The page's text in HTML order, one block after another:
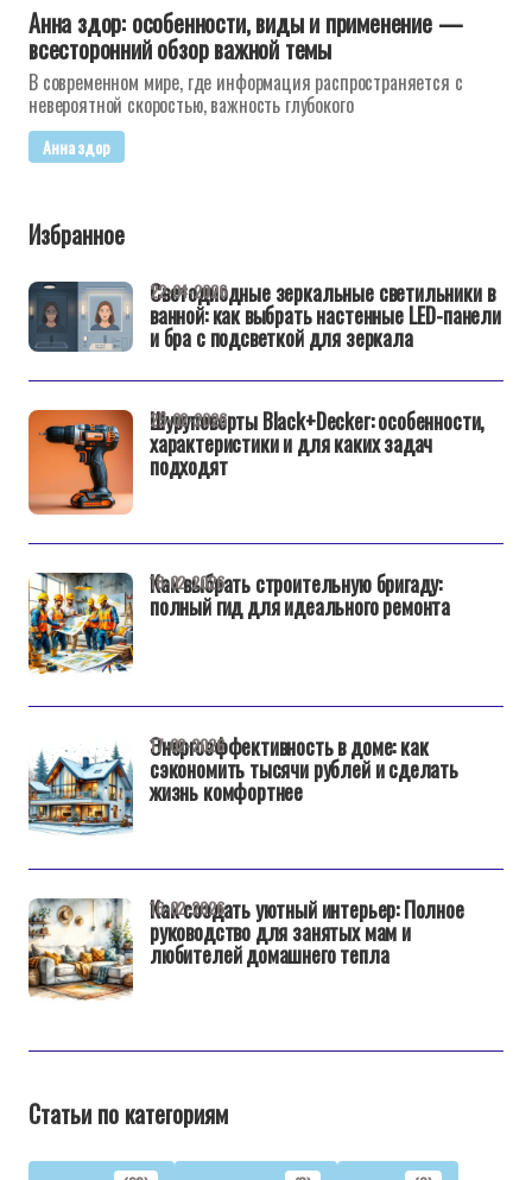
Анна здор: особенности, виды и применение —
всесторонний обзор важной темы
В современном мире, где информация распространяется с
невероятной скоростью, важность глубокого
Анна здор
Избранное
Светодиодные зеркальные светильники в
ванной: как выбрать настенные LED-панели
и бра с подсветкой для зеркала
22-04-2026
Шуруповерты Black+Decker: особенности,
характеристики и для каких задач
подходят
25-02-2026
Как выбрать строительную бригаду:
полный гид для идеального ремонта
18-02-2026
Энергоэффективность в доме: как
сэкономить тысячи рублей и сделать
жизнь комфортнее
17-02-2026
Как создать уютный интерьер: Полное
руководство для занятых мам и
любителей домашнего тепла
16-02-2026
Статьи по категориям